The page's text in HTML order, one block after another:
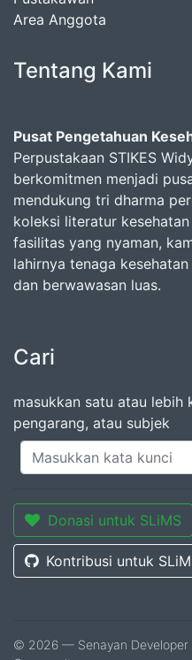
Area Anggota
Tentang Kami
Pusat Pengetahuan
Perpustakaan STIKES
berkomitmen menjadi
mendukung tri dharma
koleksi literatur
fasilitas yang nyaman,
lahirnya tenaga
dan berwawasan luas.
Cari
masukkan satu atau lebih
pengarang, atau subjek
Donasi untuk SLiMS
Kontribusi untuk
© 2026 — Senayan Developer